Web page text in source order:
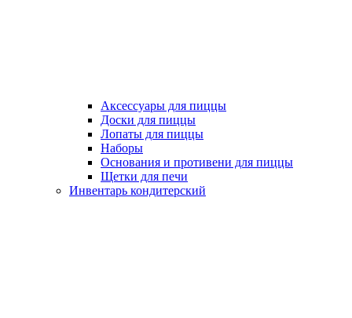
Аксессуары для пиццы
Доски для пиццы
Лопаты для пиццы
Наборы
Основания и противени для пиццы
Щетки для печи
Инвентарь кондитерский